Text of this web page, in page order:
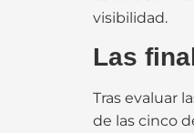
visibilidad.
Las
Tras evaluar
de las cinco